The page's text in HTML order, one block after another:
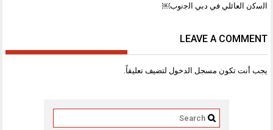
اﻟﺳﻛن اﻟﻌﺎﺋﻠﻲ ﻓﻲ دﺑﻲ اﻟﺟﻧوب￼
LEAVE A COMMENT
يجب أنت تكون مسجل الدخول لتضيف تعليقاً.